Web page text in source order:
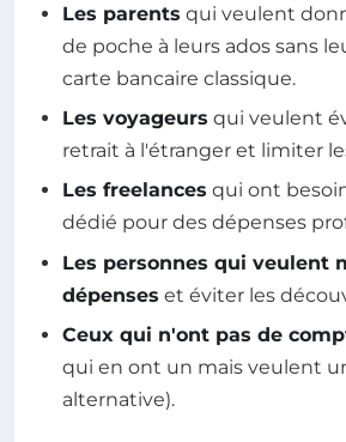
Les parents qui veulent
de poche à leurs ados sans
carte bancaire classique.
Les voyageurs qui veulent
retrait à l'étranger et limiter
Les freelances qui ont
dédié pour des dépenses
Les personnes qui veulent
dépenses et éviter les
Ceux qui n'ont pas de
qui en ont un mais veulent
alternative).